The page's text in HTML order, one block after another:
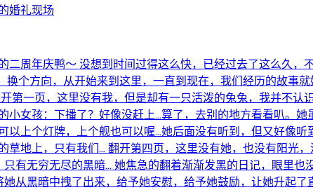
婚礼现场
二周年庆鸭～ 没想到时间过得这么快，已经过去了这么久
换个方向，从开始来到这里，一直到现在，我们经历的故事
第一页，这里没有我，但是却有一只活泼的兔兔，我并不
小女孩：下播了？好像没赶上...算了，去别的地方看看叭。
以上个灯牌，上个舰也可以喔...她后面没有听到，但又好像
草地上，只有我们... 翻开第四页，这里没有她，也没有阳光
只有无穷无尽的黑暗... 她焦急的翻着渐渐发黑的日记，眼里
她从黑暗中拽了出来，给予她安慰，给予她鼓励，让她升起